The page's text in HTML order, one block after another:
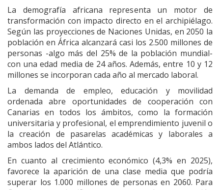
La demografía africana representa un motor de
transformación con impacto directo en el archipiélago.
Según las proyecciones de Naciones Unidas, en 2050 la
población en África alcanzará casi los 2.500 millones de
personas -algo más del 25% de la población mundial-
con una edad media de 24 años. Además, entre 10 y 12
millones se incorporan cada año al mercado laboral.
La demanda de empleo, educación y movilidad
ordenada abre oportunidades de cooperación con
Canarias en todos los ámbitos, como la formación
universitaria y profesional, el emprendimiento juvenil o
la creación de pasarelas académicas y laborales a
ambos lados del Atlántico.
En cuanto al crecimiento económico (4,3% en 2025),
favorece la aparición de una clase media que podría
superar los 1.000 millones de personas en 2060. Para